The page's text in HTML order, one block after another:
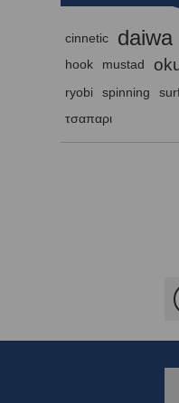
cinnetic daiwa
hook mustad
ryobi spinning
τσαπαρι